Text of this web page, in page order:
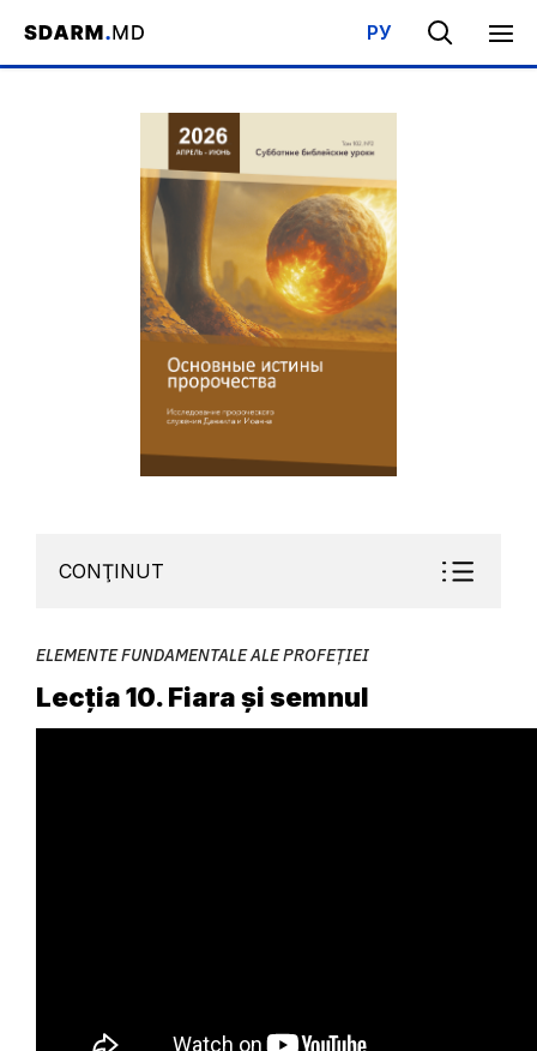
РУ
Acasa / Bibliotecă / Şcoala de Sabat / Elemente fundamentale
CONŢINUT
ELEMENTE FUNDAMENTALE ALE PROFEȚIEI
Lecția 10. Fiara și semnul